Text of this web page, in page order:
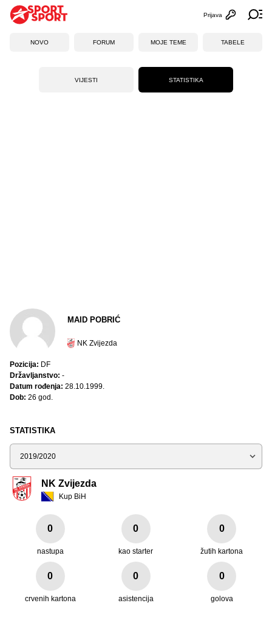
Otvori
Prijava
NOVO FORUM MOJE TEME TABELE
VIJESTI STATISTIKA
STATISTIKA
Sezona
NK Zvijezda
Kup BiH
0
nastupa
0
kao starter
0
žutih kartona
0
crvenih kartona
0
asistencija
0
golova
MAID POBRIĆ
NK Zvijezda
Pozicija: DF
Državljanstvo: -
Datum rođenja: 28.10.1999.
Dob: 26 god.